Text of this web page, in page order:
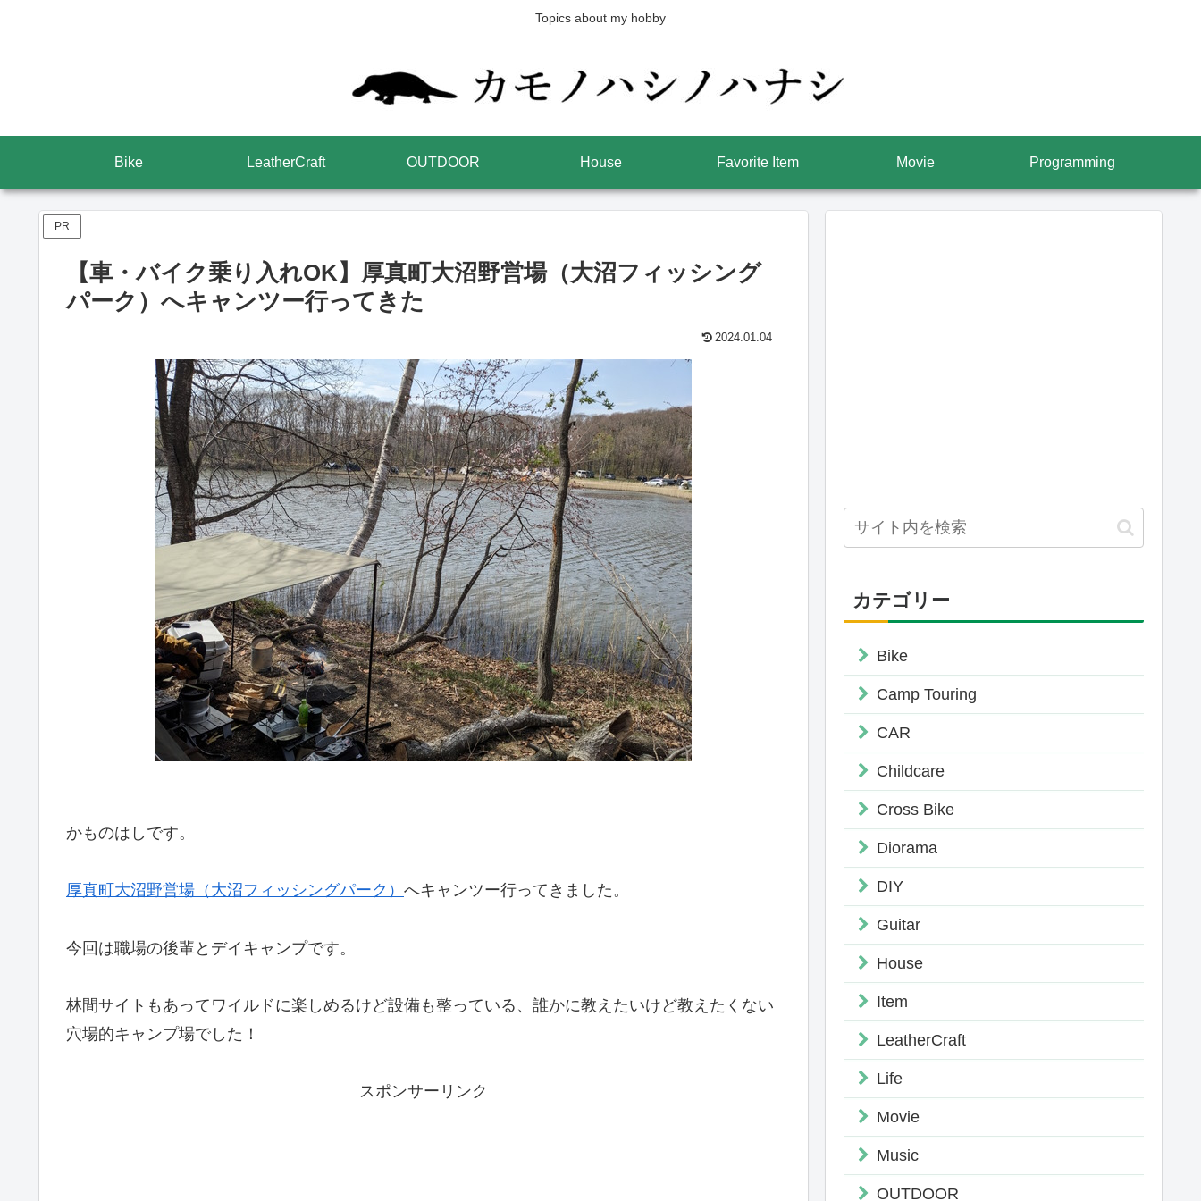
Topics about my hobby
Bike LeatherCraft OUTDOOR House Favorite Item Movie Programming
PR
【車・バイク乗り入れOK】厚真町大沼野営場（大沼フィッシング
パーク）へキャンツー行ってきた
2024.01.04
かものはしです。
厚真町大沼野営場（大沼フィッシングパーク） へキャンツー行ってきました。
今回は職場の後輩とデイキャンプです。
林間サイトもあってワイルドに楽しめるけど設備も整っている、誰かに教えたいけど教えたくない
穴場的キャンプ場でした！
スポンサーリンク
カテゴリー
Bike
Camp Touring
CAR
Childcare
Cross Bike
Diorama
DIY
Guitar
House
Item
LeatherCraft
Life
Movie
Music
OUTDOOR